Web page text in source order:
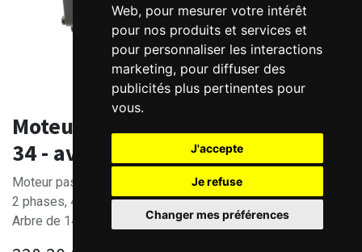
Web, pour mesurer votre intérêt
pour nos produits et services et
pour personnaliser les interactions
marketing, pour diffuser des
publicités plus pertinentes pour
vous.
J'accepte
Je refuse
Changer mes préférences
Moteur pas à pas 8.5 Nm - Nema
34 - avec Frein
Moteur pas à pas Nema 34 - 8.5 Nm avec frein
2 phases, 4 fils - 6A - Longueur 161mm
Arbre de 14mm (avec clavette de 5mm)